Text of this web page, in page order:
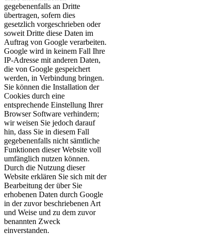
gegebenenfalls an Dritte
übertragen, sofern dies
gesetzlich vorgeschrieben oder
soweit Dritte diese Daten im
Auftrag von Google verarbeiten.
Google wird in keinem Fall Ihre
IP-Adresse mit anderen Daten,
die von Google gespeichert
werden, in Verbindung bringen.
Sie können die Installation der
Cookies durch eine
entsprechende Einstellung Ihrer
Browser Software verhindern;
wir weisen Sie jedoch darauf
hin, dass Sie in diesem Fall
gegebenenfalls nicht sämtliche
Funktionen dieser Website voll
umfänglich nutzen können.
Durch die Nutzung dieser
Website erklären Sie sich mit der
Bearbeitung der über Sie
erhobenen Daten durch Google
in der zuvor beschriebenen Art
und Weise und zu dem zuvor
benannten Zweck
einverstanden.